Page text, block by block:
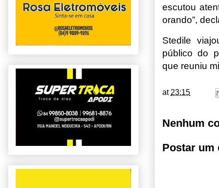
escutou
orando”,
Stedile
público do
que reuniu
at 23:15
Nenhum
Postar um